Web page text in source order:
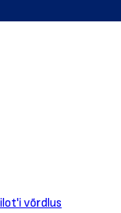
võrdlus